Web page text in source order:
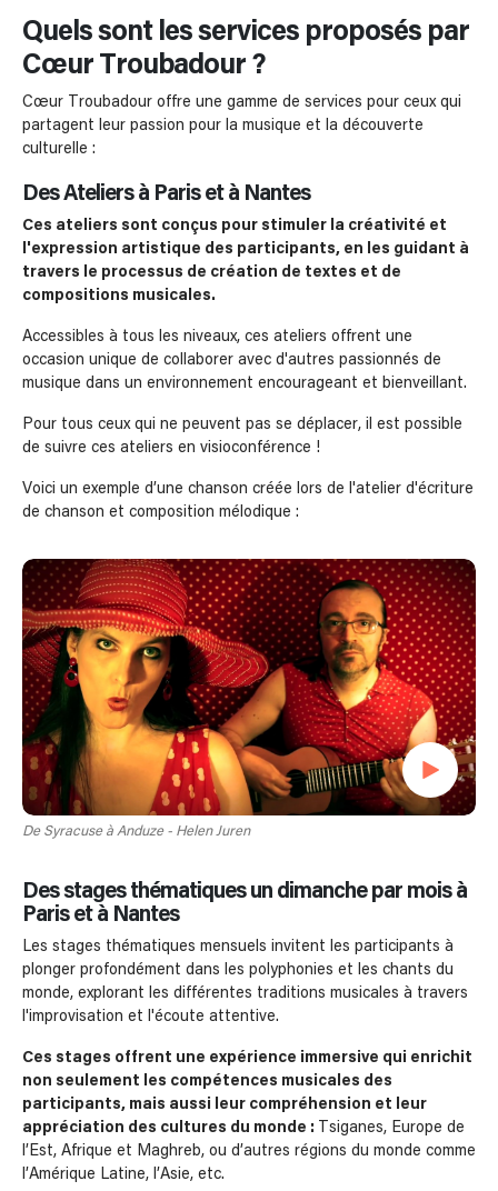
Quels sont les services proposés par
Cœur Troubadour ?
Cœur Troubadour offre une gamme de services pour ceux qui
partagent leur passion pour la musique et la découverte
culturelle :
Des Ateliers à Paris et à Nantes
Ces ateliers sont conçus pour stimuler la créativité et
l'expression artistique des participants, en les guidant à
travers le processus de création de textes et de
compositions musicales.
Accessibles à tous les niveaux, ces ateliers offrent une
occasion unique de collaborer avec d'autres passionnés de
musique dans un environnement encourageant et bienveillant.
Pour tous ceux qui ne peuvent pas se déplacer, il est possible
de suivre ces ateliers en visioconférence !
Voici un exemple d’une chanson créée lors de l'atelier d'écriture
de chanson et composition mélodique :
De Syracuse à Anduze - Helen Juren
Des stages thématiques un dimanche par mois à
Paris et à Nantes
Les stages thématiques mensuels invitent les participants à
plonger profondément dans les polyphonies et les chants du
monde, explorant les différentes traditions musicales à travers
l'improvisation et l'écoute attentive.
Ces stages offrent une expérience immersive qui enrichit
non seulement les compétences musicales des
participants, mais aussi leur compréhension et leur
appréciation des cultures du monde : Tsiganes, Europe de
l’Est, Afrique et Maghreb, ou d’autres régions du monde comme
l’Amérique Latine, l’Asie, etc.